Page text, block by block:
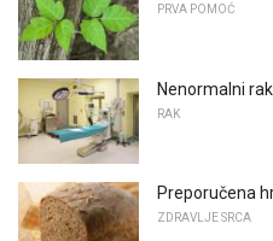
PRVA POMOĆ
Nenormalni
RAK
Preporučena
ZDRAVLJE SRCA